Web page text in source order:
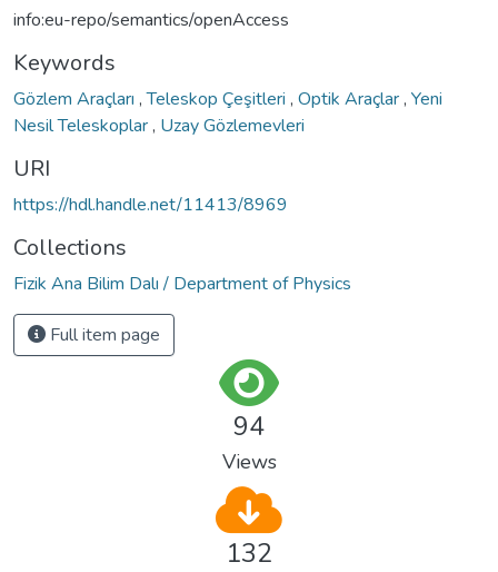
info:eu-repo/semantics/openAccess
Keywords
Gözlem Araçları ,Teleskop Çeşitleri , Optik Araçlar, Yeni
Nesil Teleskoplar, Uzay Gözlemevleri
URI
https://hdl.handle.net/11413/8969
Collections
Fizik Ana Bilim Dalı / Department of Physics
Full item page
94
Views
132